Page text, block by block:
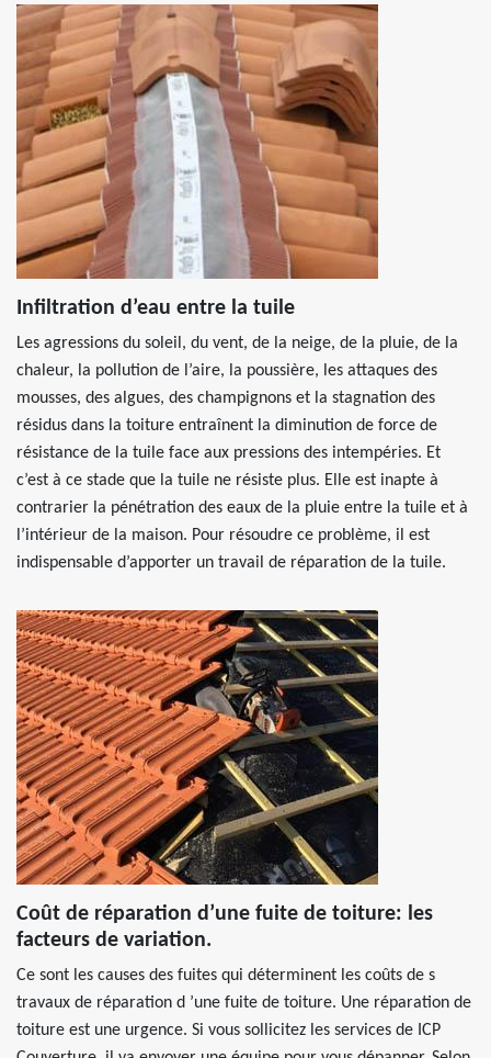
Infiltration d’eau entre la tuile
Les agressions du soleil, du vent, de la neige, de la pluie, de la
chaleur, la pollution de l’aire, la poussière, les attaques des
mousses, des algues, des champignons et la stagnation des
résidus dans la toiture entraînent la diminution de force de
résistance de la tuile face aux pressions des intempéries. Et
c’est à ce stade que la tuile ne résiste plus. Elle est inapte à
contrarier la pénétration des eaux de la pluie entre la tuile et à
l’intérieur de la maison. Pour résoudre ce problème, il est
indispensable d’apporter un travail de réparation de la tuile.
Coût de réparation d’une fuite de toiture: les
facteurs de variation.
Ce sont les causes des fuites qui déterminent les coûts de s
travaux de réparation d ’une fuite de toiture. Une réparation de
toiture est une urgence. Si vous sollicitez les services de ICP